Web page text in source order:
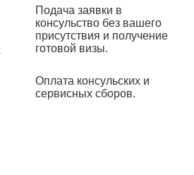
Подача заявки в
консульство без вашего
присутствия и получение
готовой визы.
Оплата консульских и
сервисных сборов.